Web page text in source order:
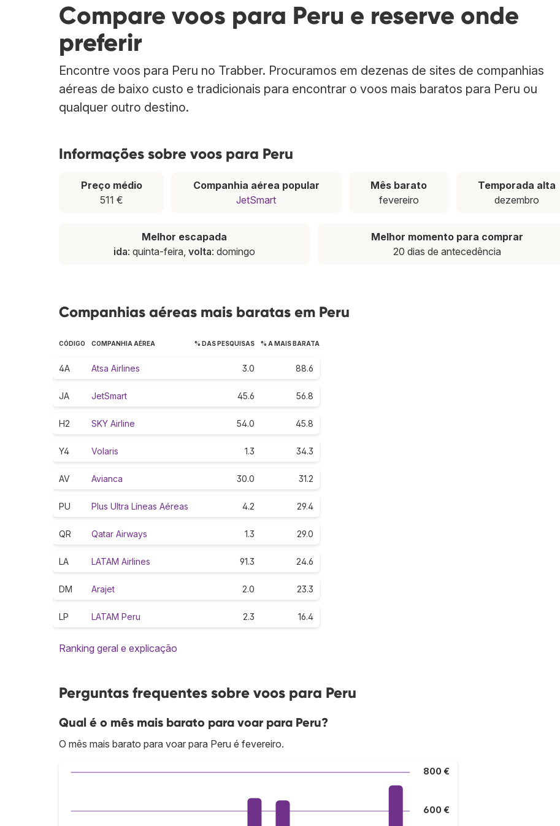
Compare voos para Peru e reserve onde
preferir
Encontre voos para Peru no Trabber. Procuramos em dezenas de sites de companhias
aéreas de baixo custo e tradicionais para encontrar o voos mais baratos para Peru ou
qualquer outro destino.
Informações sobre voos para Peru
Preço médio
511 €
Companhia aérea popular
JetSmart
Mês barato
fevereiro
Temporada alta
dezembro
Melhor escapada
ida: quinta-feira, volta: domingo
Melhor momento para comprar
20 dias de antecedência
Companhias aéreas mais baratas em Peru
CÓDIGO COMPANHIA AÉREA % DAS PESQUISAS % A MAIS BARATA
4A Atsa Airlines 3.0 88.6
JA JetSmart 45.6 56.8
H2 SKY Airline 54.0 45.8
Y4 Volaris 1.3 34.3
AV Avianca 30.0 31.2
PU Plus Ultra Líneas Aéreas 4.2 29.4
QR Qatar Airways 1.3 29.0
LA LATAM Airlines 91.3 24.6
DM Arajet 2.0 23.3
LP LATAM Peru 2.3 16.4
Ranking geral e explicação
Perguntas frequentes sobre voos para Peru
Qual é o mês mais barato para voar para Peru?
O mês mais barato para voar para Peru é fevereiro.
600 €
800 €